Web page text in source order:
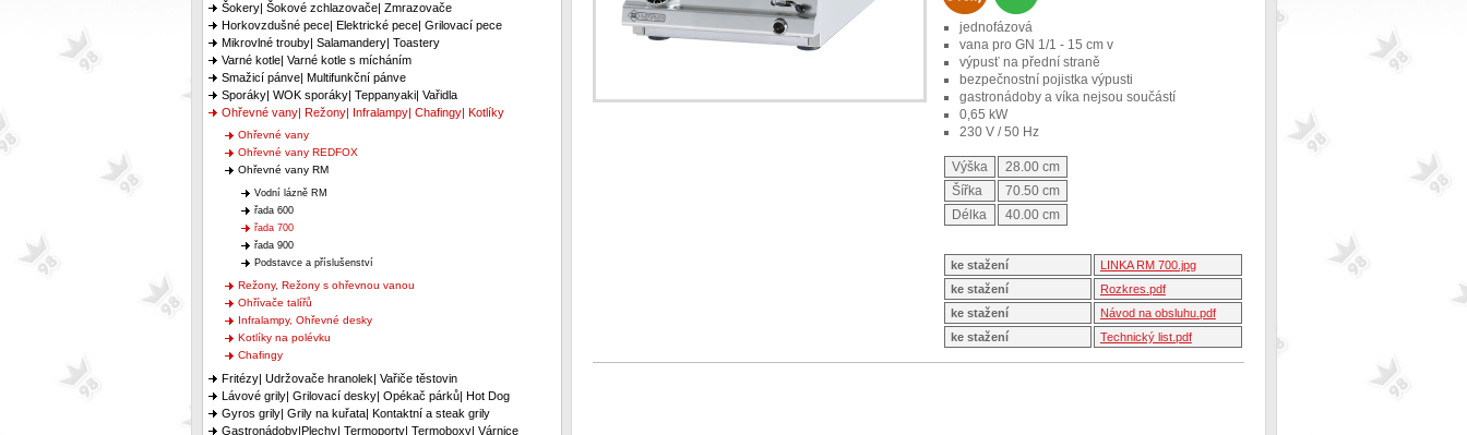
Šokery| Šokové zchlazovače| Zmrazovače
Horkovzdušné pece| Elektrické pece| Grilovací pece
Mikrovlné trouby| Salamandery| Toastery
Varné kotle| Varné kotle s mícháním
Smažicí pánve| Multifunkční pánve
Sporáky| WOK sporáky| Teppanyaki| Vařidla
Ohřevné vany| Režony| Infralampy| Chafingy| Kotlíky
Ohřevné vany
Ohřevné vany REDFOX
Ohřevné vany RM
Vodní lázně RM
řada 600
řada 700
řada 900
Podstavce a příslušenství
Režony, Režony s ohřevnou vanou
Ohřívače talířů
Infralampy, Ohřevné desky
Kotlíky na polévku
Chafingy
Fritézy| Udržovače hranolek| Vařiče těstovin
Lávové grily| Grilovací desky| Opékač párků| Hot Dog
Gyros grily| Grily na kuřata| Kontaktní a steak grily
Gastronádoby|Plechy| Termoporty| Termoboxy| Várnice
jednofázová
vana pro GN 1/1 - 15 cm v
výpusť na přední straně
bezpečnostní pojistka výpusti
gastronádoby a víka nejsou součástí
0,65 kW
230 V / 50 Hz
Výška
28.00 cm
Šířka
70.50 cm
Délka
40.00 cm
ke stažení
LINKA RM 700.jpg
ke stažení
Rozkres.pdf
ke stažení
Návod na obsluhu.pdf
ke stažení
Technický list.pdf